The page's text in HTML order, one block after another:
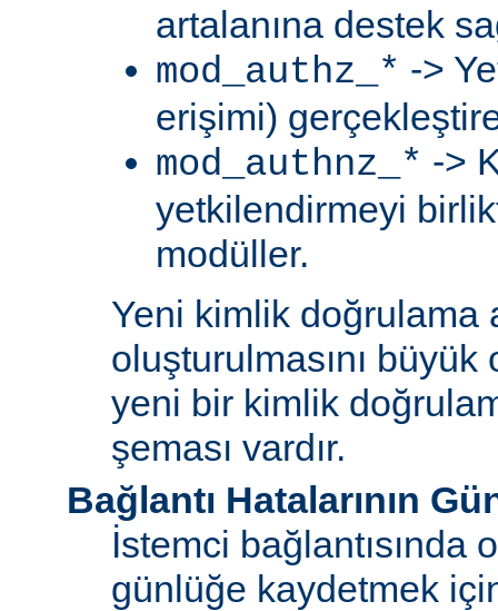
artalanına destek
mod_authz_* ->
erişimi)
mod_authnz_* ->
yetkilendirmeyi
modüller.
Yeni kimlik doğrulama
oluşturulmasını
yeni bir kimlik
şeması vardır.
Bağlantı Hatalarının
İstemci bağlantısında
günlüğe kaydetmek